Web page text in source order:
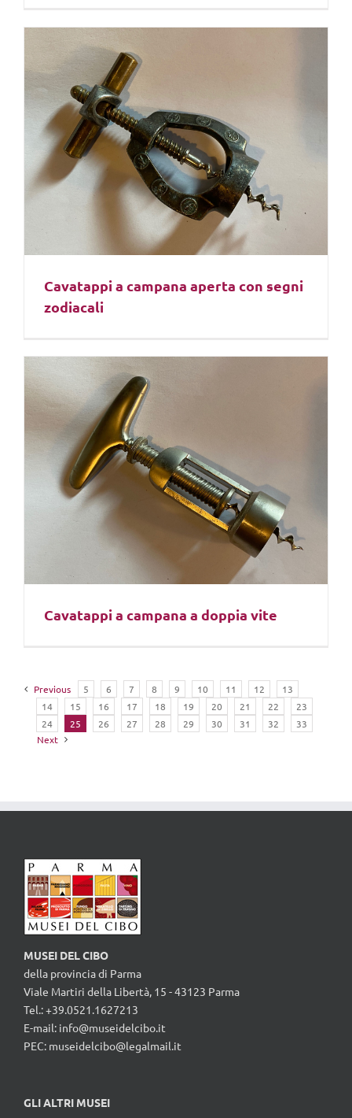
Cavatappi a campana aperta con segni
zodiacali
Cavatappi a campana a doppia vite
Previous 5 6 7 8 9 10 11 12
13
14
15 16 17 18 19 20 21 22
23
24
25 26 27 28 29 30 31 32
33
Next
MUSEI DEL CIBO
della provincia di Parma
Viale Martiri della Libertà, 15 - 43123 Parma
Tel.: +39.0521.1627213
E-mail: info@museidelcibo.it
PEC: museidelcibo@legalmail.it
GLI ALTRI MUSEI